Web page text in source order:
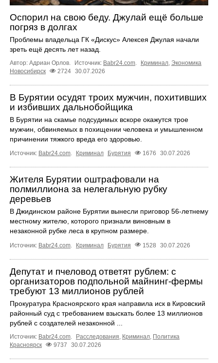
Оспорил на свою беду. Джулай ещё больше
погряз в долгах
Проблемы владельца ГК «Дискус» Алексея Джулая начали
зреть ещё десять лет назад.
Автор: Адриан Орлов. Источник: Babr24.com. Криминал, Экономика
Новосибирск
2724 30.07.2026
В Бурятии осудят троих мужчин, похитивших
и избивших дальнобойщика
В Бурятии на скамье подсудимых вскоре окажутся трое
мужчин, обвиняемых в похищении человека и умышленном
причинении тяжкого вреда его здоровью.
Источник: Babr24.com. Криминал Бурятия 1676 30.07.2026
Жителя Бурятии оштрафовали на
полмиллиона за нелегальную рубку
деревьев
В Джидинском районе Бурятии вынесли приговор 56-летнему
местному жителю, которого признали виновным в
незаконной рубке леса в крупном размере.
Источник: Babr24.com Криминал Бурятия 1528 30.07.2026
Депутат и пчеловод ответят рублем: с
организаторов подпольной майнинг-фермы
требуют 13 миллионов рублей
Прокуратура Красноярского края направила иск в Кировский
районный суд с требованием взыскать более 13 миллионов
рублей с создателей незаконной ...
Источник: Babr24.com Расследования Криминал Политика
Красноярск
9737 30.07.2026